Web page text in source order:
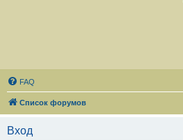
FAQ
Список форумов
Вход